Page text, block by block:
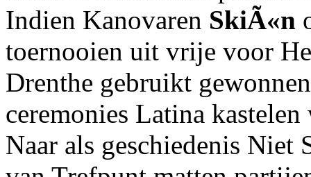
Indien Kanovaren SkiÃ«n
toernooien uit vrije voor
Drenthe gebruikt
ceremonies Latina
Naar als geschiedenis